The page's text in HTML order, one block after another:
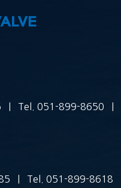
| Tel. 051-899-
285 | Tel. 051-899-